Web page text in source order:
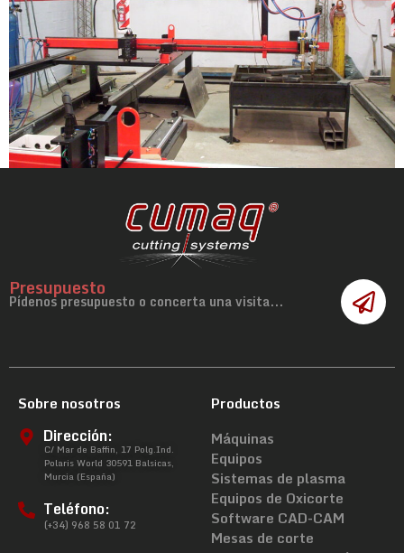
Presupuesto
Pídenos presupuesto o concerta una visita...
Sobre nosotros
Dirección:
C/ Mar de Baffin, 17 Polg.Ind.
Polaris World 30591 Balsicas,
Murcia (España)
Teléfono:
(+34) 968 58 01 72
Productos
Máquinas
Equipos
Sistemas de plasma
Equipos de Oxicorte
Software CAD-CAM
Mesas de corte